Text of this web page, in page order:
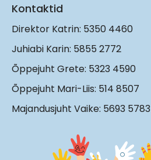
Kontaktid
Direktor Katrin: 5350 4460
Juhiabi Karin: 5855 2772
Õppejuht Grete: 5323 4590
Õppejuht Mari-Liis: 514 8507
Majandusjuht Vaike: 5693 5783